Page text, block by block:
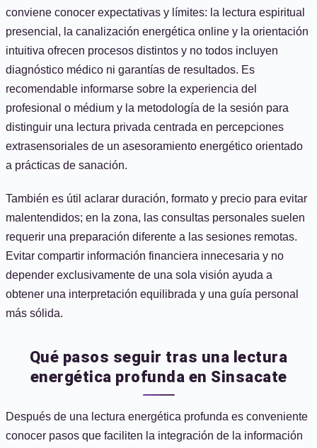
conviene conocer expectativas y límites: la lectura espiritual
presencial, la canalización energética online y la orientación
intuitiva ofrecen procesos distintos y no todos incluyen
diagnóstico médico ni garantías de resultados. Es
recomendable informarse sobre la experiencia del
profesional o médium y la metodología de la sesión para
distinguir una lectura privada centrada en percepciones
extrasensoriales de un asesoramiento energético orientado
a prácticas de sanación.
También es útil aclarar duración, formato y precio para evitar
malentendidos; en la zona, las consultas personales suelen
requerir una preparación diferente a las sesiones remotas.
Evitar compartir información financiera innecesaria y no
depender exclusivamente de una sola visión ayuda a
obtener una interpretación equilibrada y una guía personal
más sólida.
Qué pasos seguir tras una lectura
energética profunda en Sinsacate
Después de una lectura energética profunda es conveniente
conocer pasos que faciliten la integración de la información